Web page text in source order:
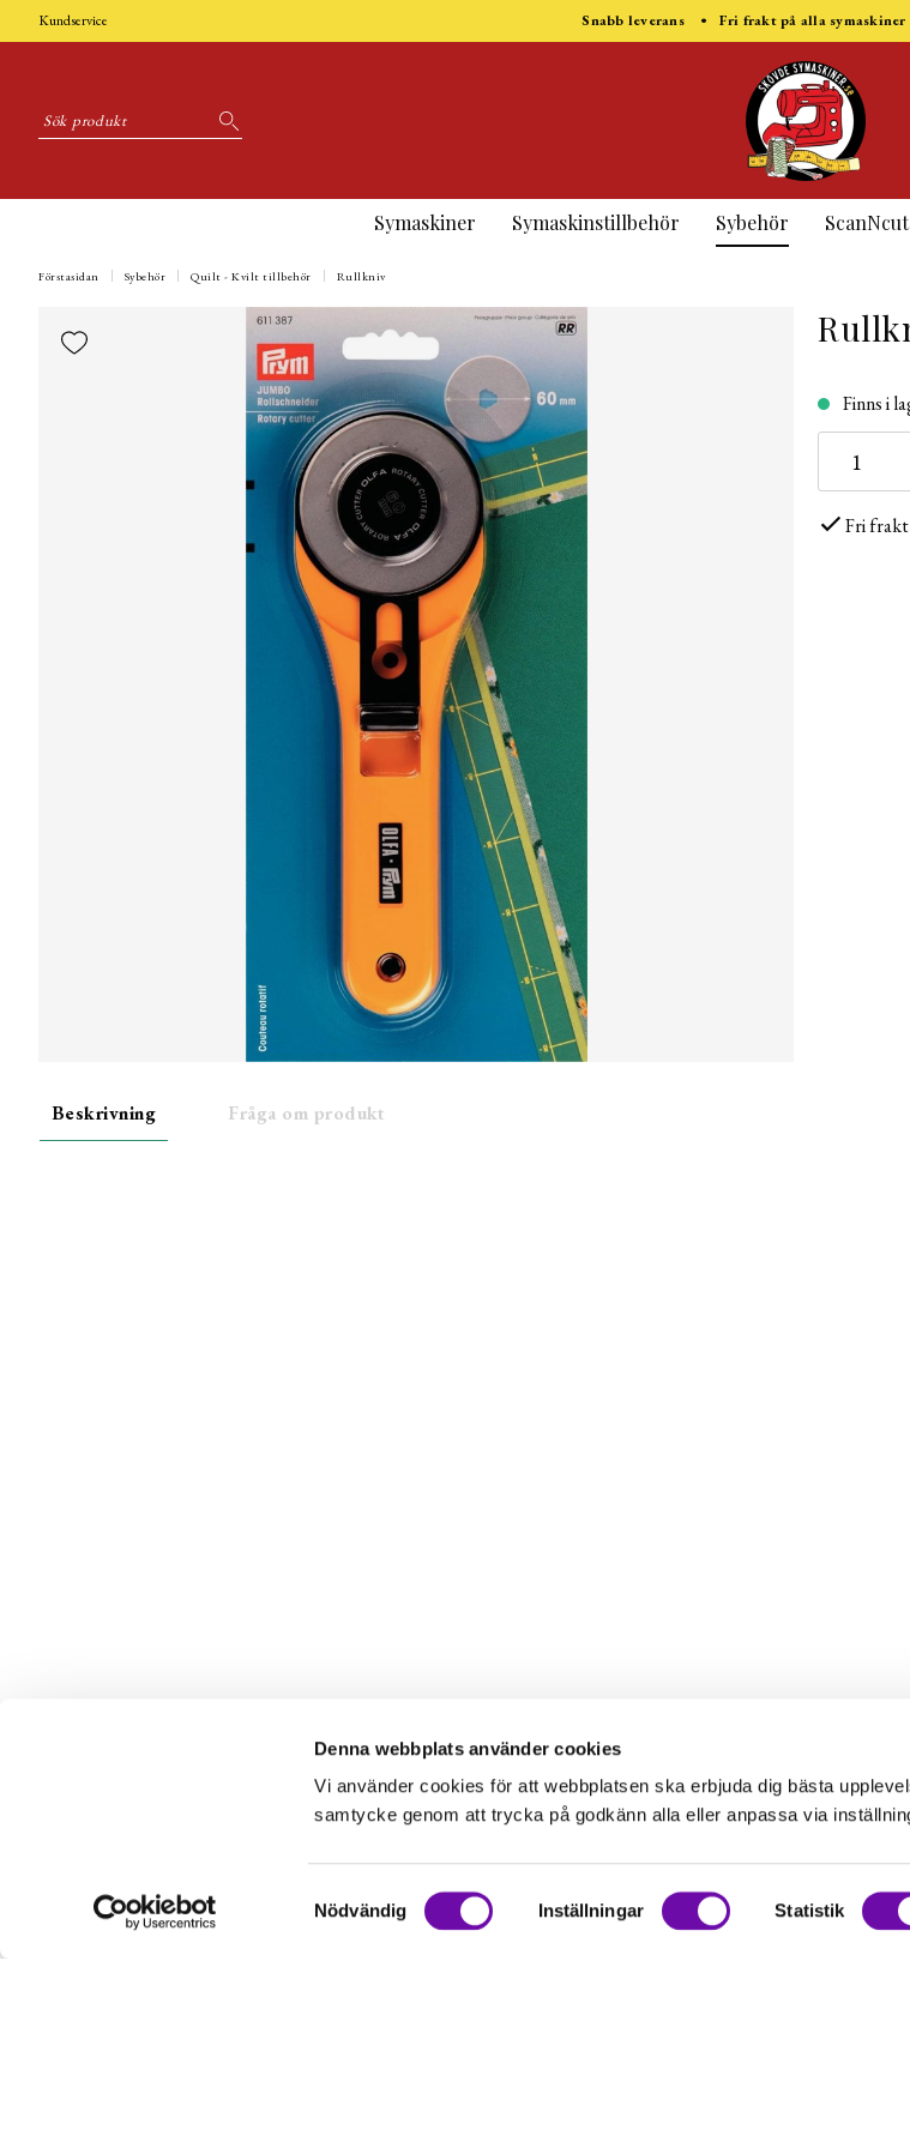
Denna webbplats använder cookies
Vi använder cookies för att webbplatsen ska erbjuda dig bästa
samtycke genom att trycka på godkänn alla eller anpassa via
Samtyckesval
Nödvändig Inställningar Statistik
Kundservice Snabb leverans • Fri frakt på alla
Symaskiner Symaskinstillbehör Sybehör ScanNcut
Förstasidan Sybehör Quilt - Kvilt tillbehör Rullkniv
Finns i
Fri frakt
Beskrivning Fråga om produkt